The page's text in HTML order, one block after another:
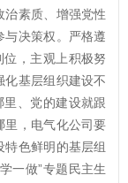
素质、增强党性
决策权。严格遵
位，主观上积极努
化基层组织建设不
里、党的建设就跟
里，电气化公司要
色鲜明的基层组
一做”专题民主生